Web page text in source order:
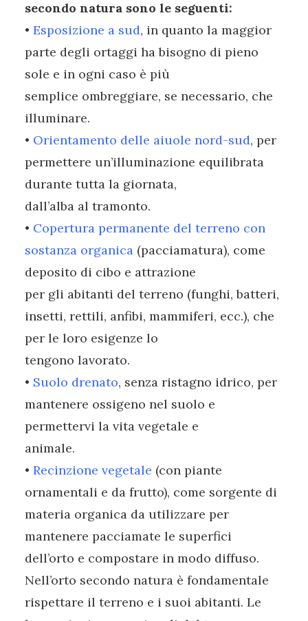
secondo natura sono le seguenti:
• Esposizione a sud, in quanto la maggior
parte degli ortaggi ha bisogno di pieno
sole e in ogni caso è più
semplice ombreggiare, se necessario, che
illuminare.
• Orientamento delle aiuole nord-sud, per
permettere un’illuminazione equilibrata
durante tutta la giornata,
dall’alba al tramonto.
• Copertura permanente del terreno con
sostanza organica (pacciamatura), come
deposito di cibo e attrazione
per gli abitanti del terreno (funghi, batteri,
insetti, rettili, anfibi, mammiferi, ecc.), che
per le loro esigenze lo
tengono lavorato.
• Suolo drenato, senza ristagno idrico, per
mantenere ossigeno nel suolo e
permettervi la vita vegetale e
animale.
• Recinzione vegetale (con piante
ornamentali e da frutto), come sorgente di
materia organica da utilizzare per
mantenere pacciamate le superfici
dell’orto e compostare in modo diffuso.
Nell’orto secondo natura è fondamentale
rispettare il terreno e i suoi abitanti. Le